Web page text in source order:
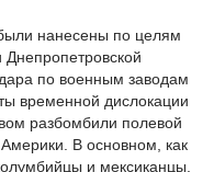
нанесены по целям
Днепропетровской
по военным заводам
временной дислокации
разбомбили полевой
Америки. В основном, как
и мексиканцы.